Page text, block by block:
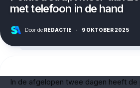
met telefoon in de hand
Door de REDACTIE · 9 OKTOBER 2025
In de afgelopen twee dagen heeft